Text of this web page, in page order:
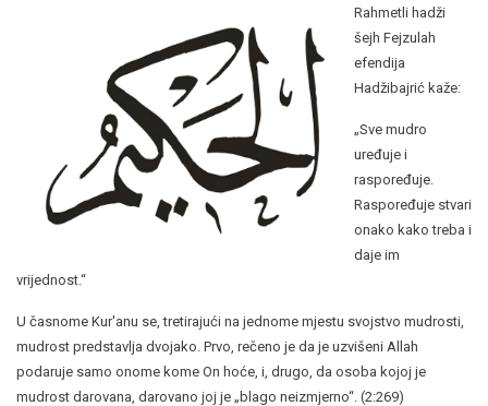
Rahmetli hadži
šejh Fejzulah
efendija
Hadžibajrić kaže:
„Sve mudro
uređuje i
raspoređuje.
Raspoređuje stvari
onako kako treba i
daje im
vrijednost.“
U časnome Kur'anu se, tretirajući na jednome mjestu svojstvo mudrosti,
mudrost predstavlja dvojako. Prvo, rečeno je da je uzvišeni Allah
podaruje samo onome kome On hoće, i, drugo, da osoba kojoj je
mudrost darovana, darovano joj je „blago neizmjerno“. (2:269)